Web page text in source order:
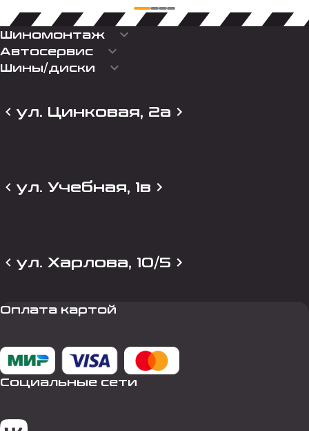
Шиномонтаж keyboard_arrow_down
Автосервис keyboard_arrow_down
Шины/диски keyboard_arrow_down
ул. Цинковая, 2а
ул. Учебная, 1в
ул. Харлова, 10/5
Оплата картой
Социальные сети